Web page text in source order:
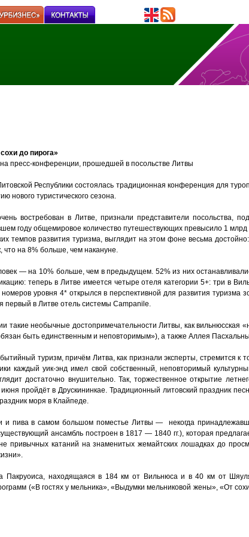
до пирога»
пресс-конференции, прошедшей в посольстве Литвы
Республики состоялась традиционная конференция для
нового туристического сезона.
востребован в Литве, признали представители посольства,
году общемировое количество путешествующих превысило 1
темпов развития туризма, выглядит на этом фоне весьма
что на 8% больше, чем накануне.
— на 10% больше, чем в предыдущем. 52% из них
теперь в Литве имеется четыре отеля категории 5+: три в
уровня 4* открылся в перспективной для развития туризма
первый в Литве отель системы Campanile.
необычные достопримечательности Литвы, как вильнюсская
быть единственным и неповторимым»), а также Аллея
туризм, причём Литва, как признали эксперты, стремится к
каждый уик-энд имел свой собственный, неповторимый
достаточно внушительно. Так, торжественное открытие
пройдёт в Друскининкае. Традиционный литовский праздник
моря в Клайпеде.
и пива в самом большом поместье Литвы — некогда
ансамбль построен в 1817 — 1840 гг.), которая
привычных катаний на знаменитых жемайтских лошадках до
Пакруоиса, находящаяся в 184 км от Вильнюса и в 40 км от
(«В гостях у мельника», «Выдумки мельниковой жены», «От